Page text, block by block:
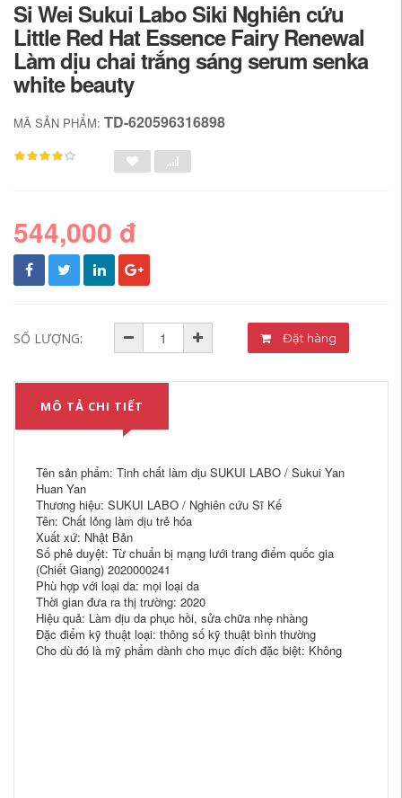
Si Wei Sukui Labo Siki Nghiên cứu
Little Red Hat Essence Fairy Renewal
Làm dịu chai trắng sáng serum senka
white beauty
MÃ SẢN PHẨM: TD-620596316898
544,000 đ
SỐ LƯỢNG: Đặt hàng
MÔ TẢ CHI TIẾT
Tên sản phẩm: Tinh chất làm dịu SUKUI LABO / Sukui Yan
Huan Yan
Thương hiệu: SUKUI LABO / Nghiên cứu Sĩ Kế
Tên: Chất lỏng làm dịu trẻ hóa
Xuất xứ: Nhật Bản
Số phê duyệt: Từ chuẩn bị mạng lưới trang điểm quốc gia
(Chiết Giang) 2020000241
Phù hợp với loại da: mọi loại da
Thời gian đưa ra thị trường: 2020
Hiệu quả: Làm dịu da phục hồi, sửa chữa nhẹ nhàng
Đặc điểm kỹ thuật loại: thông số kỹ thuật bình thường
Cho dù đó là mỹ phẩm dành cho mục đích đặc biệt: Không